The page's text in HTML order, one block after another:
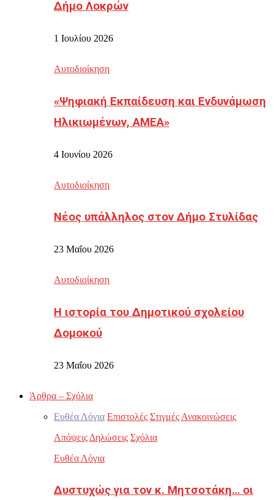
Δήμο Λοκρών
1 Ιουλίου 2026
Αυτοδιοίκηση
«Ψηφιακή Εκπαίδευση και Ενδυνάμωση
Ηλικιωμένων, ΑΜΕΑ»
4 Ιουνίου 2026
Αυτοδιοίκηση
Νέος υπάλληλος στον Δήμο Στυλίδας
23 Μαΐου 2026
Αυτοδιοίκηση
Η ιστορία του Δημοτικού σχολείου
Δομοκού
23 Μαΐου 2026
Άρθρα – Σχόλια
Ευθέα Λόγια Επιστολές Στιγμές Ανακοινώσεις
Απόψεις Δηλώσεις Σχόλια
Ευθέα Λόγια
Δυστυχώς για τον κ. Μητσοτάκη… οι